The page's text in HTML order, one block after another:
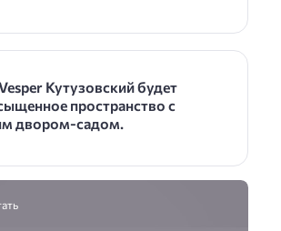
Кутузовский будет
пространство с
двором-садом.